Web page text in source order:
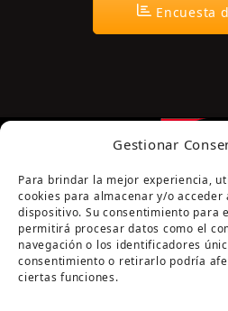
Gestionar
Para brindar la mejor experiencia,
cookies para almacenar y/o
dispositivo. Su consentimiento para
permitirá procesar datos como el
navegación o los identificadores
consentimiento o retirarlo podría
ciertas funciones.
Encuesta
Página cofinanciada por la